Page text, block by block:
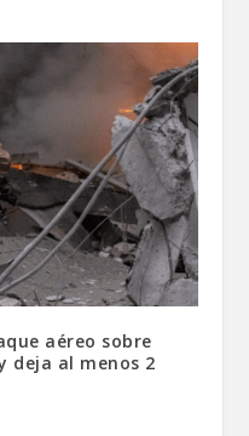
aéreo sobre
deja al menos 2